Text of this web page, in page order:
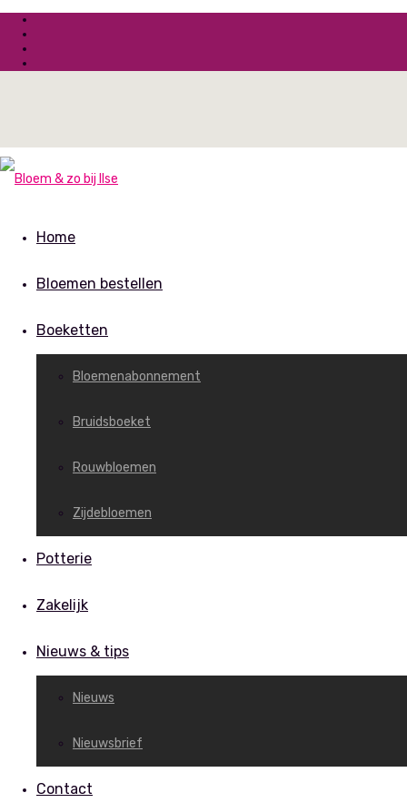
Home
Bloemen bestellen
Boeketten
Bloemenabonnement
Bruidsboeket
Rouwbloemen
Zijdebloemen
Potterie
Zakelijk
Nieuws & tips
Nieuws
Nieuwsbrief
Contact